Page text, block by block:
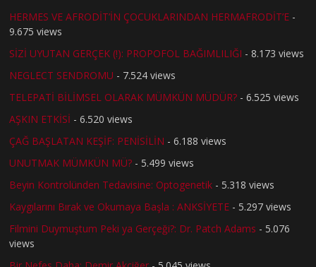
HERMES VE AFRODİT’İN ÇOCUKLARINDAN HERMAFRODİT’E -
9.675 views
SİZİ UYUTAN GERÇEK (!): PROPOFOL BAĞIMLILIĞI - 8.173 views
NEGLECT SENDROMU - 7.524 views
TELEPATİ BİLİMSEL OLARAK MÜMKÜN MÜDÜR? - 6.525 views
AŞKIN ETKİSİ - 6.520 views
ÇAĞ BAŞLATAN KEŞİF: PENİSİLİN - 6.188 views
UNUTMAK MÜMKÜN MÜ? - 5.499 views
Beyin Kontrolünden Tedavisine: Optogenetik - 5.318 views
Kaygılarını Bırak ve Okumaya Başla : ANKSİYETE - 5.297 views
Filmini Duymuştum Peki ya Gerçeği?: Dr. Patch Adams - 5.076
views